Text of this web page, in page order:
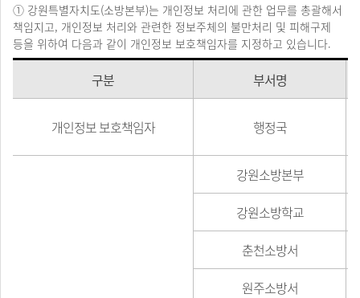
① 강원특별자치도(소방본부)는 개인정보 처리에 관한 업무를 총괄해서
책임지고, 개인정보 처리와 관련한 정보주체의 불만처리 및 피해구제
등을 위하여 다음과 같이 개인정보 보호책임자를 지정하고 있습니다.
구분 부서명
개인정보 보호책임자 행정국
강원소방본부
강원소방학교
춘천소방서
원주소방서